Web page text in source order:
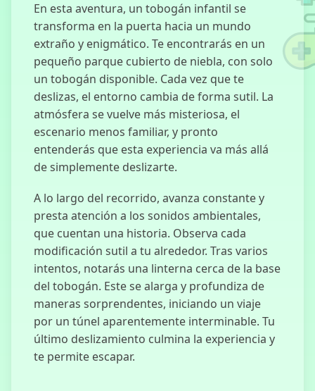
Forgotten Hill:
Otoño
R.E.P.O
Escape Raid
En esta aventura, un tobogán infantil se
transforma en la puerta hacia un mundo
extraño y enigmático. Te encontrarás en un
pequeño parque cubierto de niebla, con solo
un tobogán disponible. Cada vez que te
deslizas, el entorno cambia de forma sutil. La
atmósfera se vuelve más misteriosa, el
escenario menos familiar, y pronto
entenderás que esta experiencia va más allá
de simplemente deslizarte.
A lo largo del recorrido, avanza constante y
presta atención a los sonidos ambientales,
que cuentan una historia. Observa cada
modificación sutil a tu alrededor. Tras varios
intentos, notarás una linterna cerca de la base
del tobogán. Este se alarga y profundiza de
maneras sorprendentes, iniciando un viaje
por un túnel aparentemente interminable. Tu
último deslizamiento culmina la experiencia y
te permite escapar.